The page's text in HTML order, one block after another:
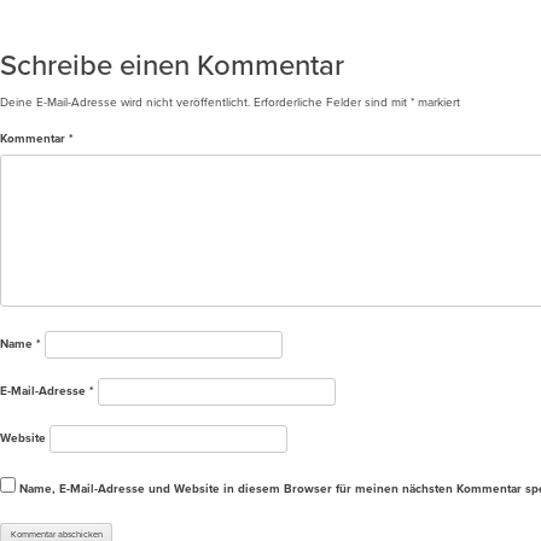
Schreibe einen Kommentar
Deine E-Mail-Adresse wird nicht veröffentlicht. Erforderliche Felder sind mit * markiert
Kommentar *
Name *
E-Mail-Adresse *
Website
Name, E-Mail-Adresse und Website in diesem Browser für meinen nächsten Kommentar